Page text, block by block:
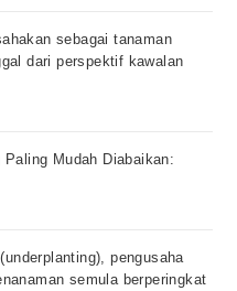
sebagai tanaman
dari perspektif kawalan
Mudah Diabaikan:
pengusaha
semula berperingkat